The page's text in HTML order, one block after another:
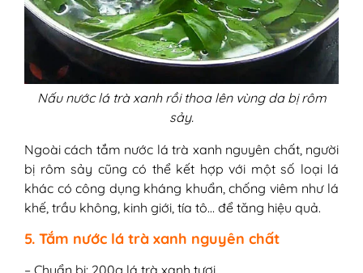
Nấu nước lá trà xanh rồi thoa lên vùng da bị rôm
sảy.
Ngoài cách tắm nước lá trà xanh nguyên chất, người
bị rôm sảy cũng có thể kết hợp với một số loại lá
khác có công dụng kháng khuẩn, chống viêm như lá
khế, trầu không, kinh giới, tía tô… để tăng hiệu quả.
5. Tắm nước lá trà xanh nguyên chất
– Chuẩn bị: 200g lá trà xanh tươi.